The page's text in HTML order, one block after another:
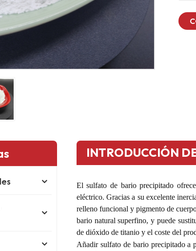
INTRODUCCIÓN
El sulfato de bario precipitado
eléctrico. Gracias a su excelente
relleno funcional y pigmento de
bario natural superfino, y puede
de dióxido de titanio y el coste del
Añadir sulfato de bario precipitado a